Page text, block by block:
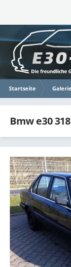
Startseite Galerie
Bmw e30